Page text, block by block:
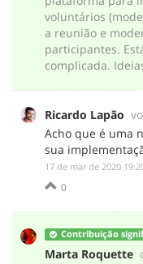
voluntários
a reunião e
participantes.
complicada.
Ricardo Lapão
Acho que é uma
sua
‎17 de mar de 2020
0
Contribuição
Marta Roquette